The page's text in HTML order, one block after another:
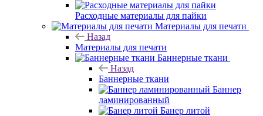
Расходные материалы для пайки
Материалы для печати
Назад
Материалы для печати
Баннерные ткани
Назад
Баннерные ткани
Баннер
ламинированный
Банер литой